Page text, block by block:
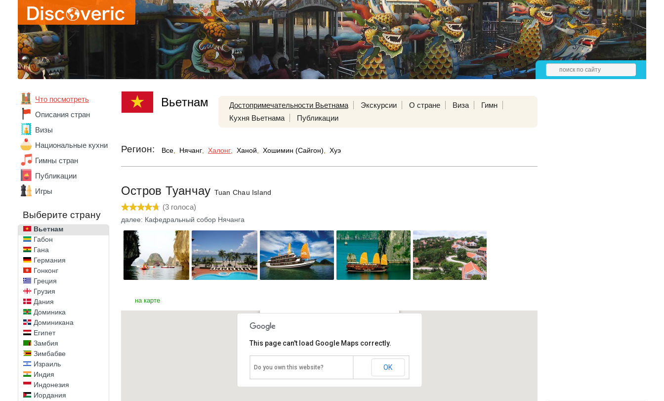
Что посмотреть
Описания стран
Визы
Национальные кухни
Гимны стран
Публикации
Игры
Выберите страну
Абхазия
Австралия
Австрия
Азербайджан
Алжир
Аргентина
Армения
Бенин
Болгария
Бразилия
Ватикан
Великобритания
Венесуэла
Вьетнам
Габон
Гана
Германия
Гонконг
Греция
Грузия
Дания
Доминика
Доминикана
Египет
Замбия
Зимбабве
Израиль
Индия
Индонезия
Иордания
Вьетнам Достопримечательности Вьетнама Экскурсии О стране Виза
Гимн
Кухня Вьетнама
Публикации
Регион: Все Нячанг Халонг Ханой Хошимин (Сайгон) Хуэ
Остров Туанчау Tuan Chau Island
(3 голоса)
далее: Кафедральный собор Нячанга
на карте
Вьетнам, Халонг
This page can't load Google Maps correctly.
Do you own this website? OK